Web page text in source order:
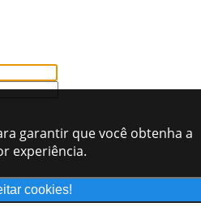
garantir que você obtenha a
experiência.
cookies!